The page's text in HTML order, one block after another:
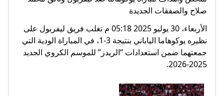
صلاح والصفقات الجديدة
الأربعاء، 30 يوليو 2025 05:18 م تغلب فريق ليفربول على
نظيره يوكوهاما الياباني بنتيجة 3-1، في المباراة الودية التي
جمعتهما ضمن استعدادات “الريدز” للموسم الكروي الجديد
2025-2026.